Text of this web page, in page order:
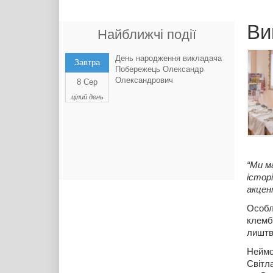
“Ми
Найближчі події
Завтра
8 Сер
цілий день
День народження викладача
Побережець Олександр
Олександрович